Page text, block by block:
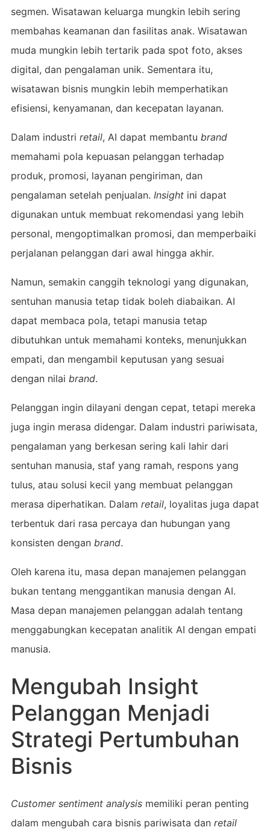
segmen. Wisatawan keluarga mungkin lebih sering
membahas keamanan dan fasilitas anak. Wisatawan
muda mungkin lebih tertarik pada spot foto, akses
digital, dan pengalaman unik. Sementara itu,
wisatawan bisnis mungkin lebih memperhatikan
efisiensi, kenyamanan, dan kecepatan layanan.
Dalam industri retail, AI dapat membantu brand
memahami pola kepuasan pelanggan terhadap
produk, promosi, layanan pengiriman, dan
pengalaman setelah penjualan. Insightini dapat
digunakan untuk membuat rekomendasi yang lebih
personal, mengoptimalkan promosi, dan memperbaiki
perjalanan pelanggan dari awal hingga akhir.
Namun, semakin canggih teknologi yang digunakan,
sentuhan manusia tetap tidak boleh diabaikan. AI
dapat membaca pola, tetapi manusia tetap
dibutuhkan untuk memahami konteks, menunjukkan
empati, dan mengambil keputusan yang sesuai
dengan nilai brand.
Pelanggan ingin dilayani dengan cepat, tetapi mereka
juga ingin merasa didengar. Dalam industri pariwisata,
pengalaman yang berkesan sering kali lahir dari
sentuhan manusia, staf yang ramah, respons yang
tulus, atau solusi kecil yang membuat pelanggan
merasa diperhatikan. Dalam retail, loyalitas juga dapat
terbentuk dari rasa percaya dan hubungan yang
konsisten dengan brand.
Oleh karena itu, masa depan manajemen pelanggan
bukan tentang menggantikan manusia dengan AI.
Masa depan manajemen pelanggan adalah tentang
menggabungkan kecepatan analitik AI dengan empati
manusia.
Mengubah Insight
Pelanggan Menjadi
Strategi Pertumbuhan
Bisnis
Customer sentiment analysismemiliki peran penting
dalam mengubah cara bisnis pariwisata dan retail